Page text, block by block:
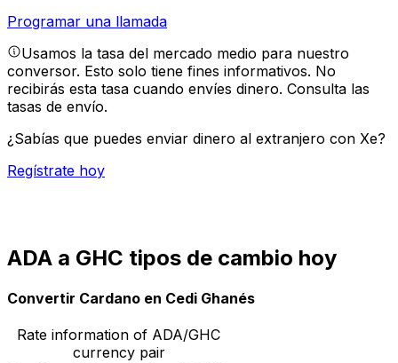
Programar una llamada
Usamos la tasa del mercado medio para nuestro
conversor. Esto solo tiene fines informativos. No
recibirás esta tasa cuando envíes dinero. Consulta las
tasas de envío.
¿Sabías que puedes enviar dinero al extranjero con Xe?
Regístrate hoy
ADA a GHC tipos de cambio hoy
Convertir Cardano en Cedi Ghanés
Rate information of ADA/GHC
currency pair